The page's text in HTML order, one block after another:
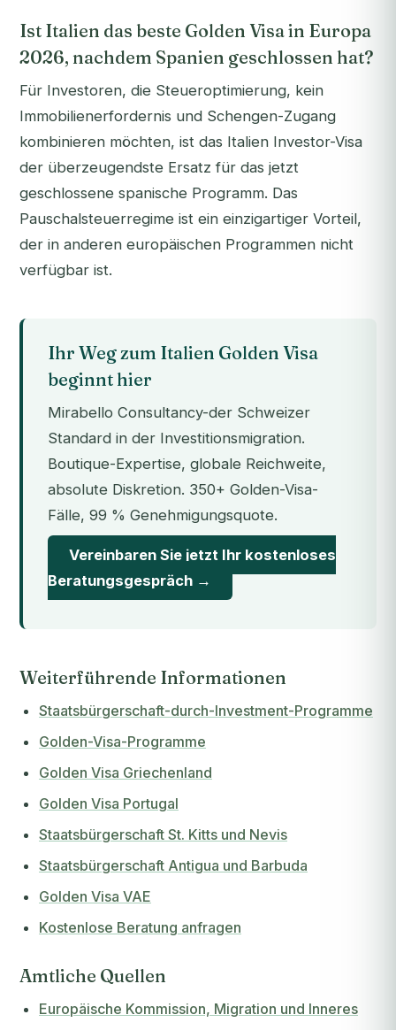
Ist Italien das beste Golden Visa in Europa
2026, nachdem Spanien geschlossen hat?
Für Investoren, die Steueroptimierung, kein
Immobilienerfordernis und Schengen-Zugang
kombinieren möchten, ist das Italien Investor-Visa
der überzeugendste Ersatz für das jetzt
geschlossene spanische Programm. Das
Pauschalsteuerregime ist ein einzigartiger Vorteil,
der in anderen europäischen Programmen nicht
verfügbar ist.
Ihr Weg zum Italien Golden Visa
beginnt hier
Mirabello Consultancy-der Schweizer
Standard in der Investitionsmigration.
Boutique-Expertise, globale Reichweite,
absolute Diskretion. 350+ Golden-Visa-
Fälle, 99 % Genehmigungsquote.
Vereinbaren Sie jetzt Ihr kostenloses
Beratungsgespräch →
Weiterführende Informationen
Staatsbürgerschaft-durch-Investment-Programme
Golden-Visa-Programme
Golden Visa Griechenland
Golden Visa Portugal
Staatsbürgerschaft St. Kitts und Nevis
Staatsbürgerschaft Antigua und Barbuda
Golden Visa VAE
Kostenlose Beratung anfragen
Amtliche Quellen
Europäische Kommission, Migration und Inneres